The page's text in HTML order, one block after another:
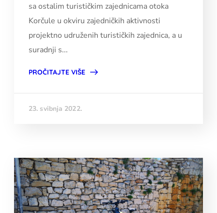
sa ostalim turističkim zajednicama otoka
Korčule u okviru zajedničkih aktivnosti
projektno udruženih turističkih zajednica, a u
suradnji s...
PROČITAJTE VIŠE
23. svibnja 2022.